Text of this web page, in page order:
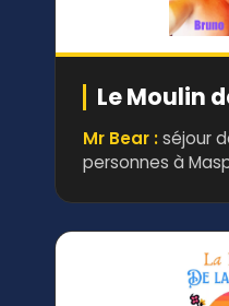
Le Moulin
Mr Bear :séjour
personnes à